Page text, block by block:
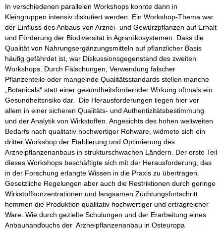
In verschiedenen parallelen Workshops konnte dann in
Kleingruppen intensiv diskutiert werden. Ein Workshop-Thema war
der Einfluss des Anbaus von Arznei- und Gewürzpflanzen auf Erhalt
und Förderung der Biodiversität in Agrarökosystemen. Dass die
Qualität von Nahrungsergänzungsmitteln auf pflanzlicher Basis
häufig gefährdet ist, war Diskussionsgegenstand des zweiten
Workshops. Durch Fälschungen, Verwendung falscher
Pflanzenteile oder mangelnde Qualitätsstandards stellen manche
„Botanicals“ statt einer gesundheitsfördernder Wirkung oftmals ein
Gesundheitsrisiko dar. Die Herausforderungen liegen hier vor
allem in einer sicheren Qualitäts- und Authentizitätsbestimmung
und der Analytik von Wirkstoffen. Angesichts des hohen weltweiten
Bedarfs nach qualitativ hochwertiger Rohware, widmete sich ein
dritter Workshop der Etablierung und Optimierung des
Arzneipflanzenanbaus in strukturschwachen Ländern. Der erste Teil
dieses Workshops beschäftigte sich mit der Herausforderung, das
in der Forschung erlangte Wissen in die Praxis zu übertragen.
Gesetzliche Regelungen aber auch die Restriktionen durch geringe
Wirkstoffkonzentrationen und langsamen Züchtungsfortschritt
hemmen die Produktion qualitativ hochwertiger und ertragreicher
Ware. Wie durch gezielte Schulungen und der Erarbeitung eines
Anbauhandbuchs der Arzneipflanzenanbau in Osteuropa